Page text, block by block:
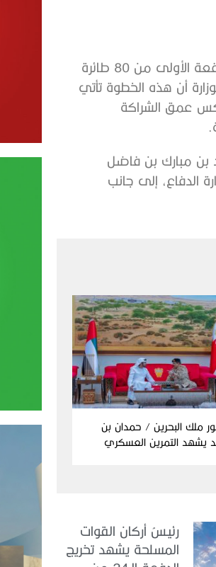
في خطوة نوعية لتعزيز قدرات القوات المسلحة، أعلنت وزارة الدفاع تسلّم الدفعة الأولى من 80 طائرة
أن هذه الخطوة تأتي
عمق الشراكة
مبارك بن فاضل
الدفاع، إلى جانب
ملك البحرين / حمدان بن
يشهد التمرين العسكري
رئيسُ أركان القوات
المسلحة يشهد تخريج